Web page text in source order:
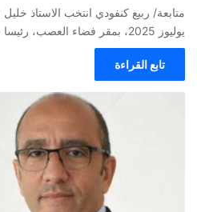
يوليوز 2025، بمقر فضاء العصب، رئيسا فعليا لنادي المولودية…
تابع القراءة